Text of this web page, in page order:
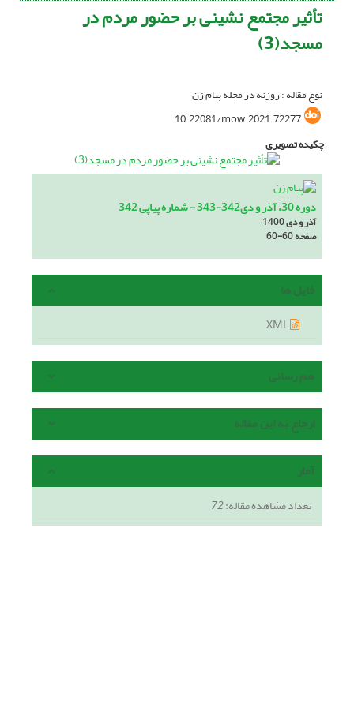
تأثیر مجتمع نشینی بر حضور مردم در
مسجد(3)
نوع مقاله : روزنه در مجله پیام زن
10.22081/mow.2021.72277
چکیده تصویری
دوره 30، آذر و دی342-343 - شماره پیاپی 342
آذر و دی 1400
صفحه60-60
فایل ها
هم رسانی
ارجاع به این مقاله
آمار
تعداد مشاهده مقاله:72